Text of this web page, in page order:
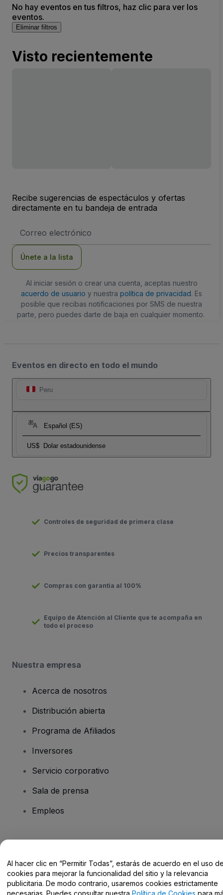
No hay eventos en tus filtros, haz clic para ver los
eventos.
Eliminar filtros
Visto recientemente
Recibe sugerencias de espectáculos y ofertas
directamente en tu bandeja de entrada
de
Únete a la lista
Al iniciar sesión o crear una cuenta, aceptas nuestro
acuerdo de usuario y nuestra política de privacidad. Es
posible que recibas notificaciones por SMS de nuestra
parte, pero puedes darte de baja en cualquier momento.
Eventos en directo en todo el mundo
Peru
Español (ES)
US$ Dolar estadounidense
Controles de seguridad de primera clase
Precios transparentes
Compras con garantía al 100%
Equipo de Atención al Cliente que te acompaña en
todo el proceso
Nuestra empresa
Acerca de nosotros
Distribución abierta
Programa de Afiliados
Inversores
Servicio corporativo
Sala de prensa
Empleos
Centro de Ayuda / Contacto
Al hacer clic en “Permitir Todas”, estarás de acuerdo en el uso
cookies para mejorar la funcionalidad del sitio y la relevancia
publicitaria. De modo contrario, usaremos cookies estrictamente
necesarias. Puedes consultar nuestra Política de Cookies para